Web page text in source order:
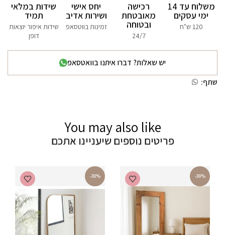
משלוח עד 14
ימי עסקים
120 ש"ח
רכישה
מאובטחת
ובטוחה
24/7
יחס אישי
ושירות אדיב
זמינות בווטסאפ
שידות במלאי
תמיד
שידות איפור יוצאות
דופן
יש שאלות? דברו איתנו בוואטסאפ
שתף:
You may also like
פריטים נוספים שיעניינו אתכם
-30%
-30%